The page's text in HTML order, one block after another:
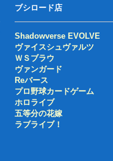
ブシロード店
Shadowverse EVOLVE
ヴァイスシュヴァルツ
ＷＳブラウ
ヴァンガード
Reバース
プロ野球カードゲーム
ホロライブ
五等分の花嫁
ラブライブ！